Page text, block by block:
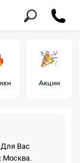
Акции
Для Вас
Москва.